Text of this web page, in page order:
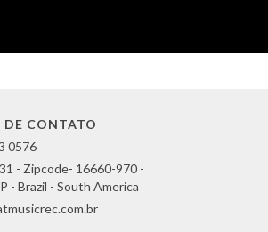
DE CONTATO
0576
- Zipcode- 16660-970 -
- Brazil - South America